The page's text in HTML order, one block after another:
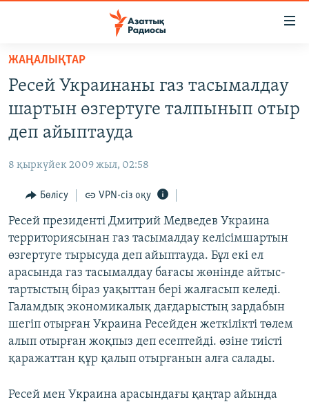
Skip
main
content
to
main
Navigation
Search
AZATTYQTV
АДАМ ҚҰҚЫҚТАРЫ
ӘЛЕУМЕТ
ӘЛЕМ
АРНАЙЫ ЖОБАЛАР
Русский
ЖАЗЫЛЫҢЫЗ
ЖАҢАЛЫҚТАР
Ресей Украинаны газ тасымалдау
шартын өзгертуге талпынып отыр
деп айыптауда
8 қыркүйек 2009 жыл, 02:58
Бөлісу VPN-сіз оқу
Ресей президенті Дмитрий Медведев Украина
территориясынан газ тасымалдау келісімшартын
өзгертуге тырысуда деп айыптауда. Бұл екі ел
арасында газ тасымалдау бағасы жөнінде айтыс-
тартыстың біраз уақыттан бері жалғасып келеді.
Галамдық экономикалық дағдарыстың зардабын
шегіп отырған Украина Ресейден жеткілікті төлем
алып отырған жоқпыз деп есептейді. өзіне тиісті
қаражаттан құр қалып отырғанын алға салады.
Ресей мен Украина арасындағы қаңтар айында